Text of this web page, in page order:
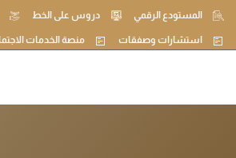
المستودع الرقمي دروس على الخط
استشارات وصفقات منصة الخدمات